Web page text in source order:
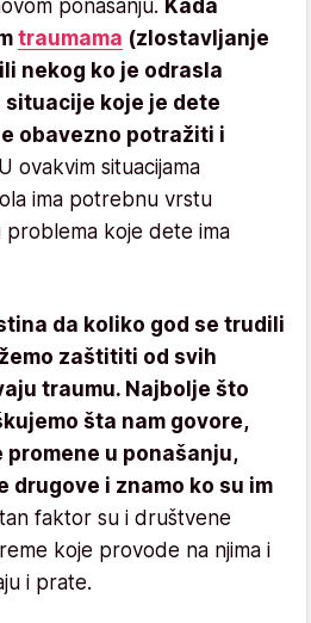
ponašanju. Kada
traumama (zlostavljanje
nekog ko je odrasla
koje je dete
obavezno potražiti i
U ovakvim situacijama
ima potrebnu vrstu
problema koje dete ima
da koliko god se trudili
zaštititi od svih
traumu. Najbolje što
šta nam govore,
u ponašanju,
drugove i znamo ko su im
faktor su i društvene
koje provode na njima i
i prate.